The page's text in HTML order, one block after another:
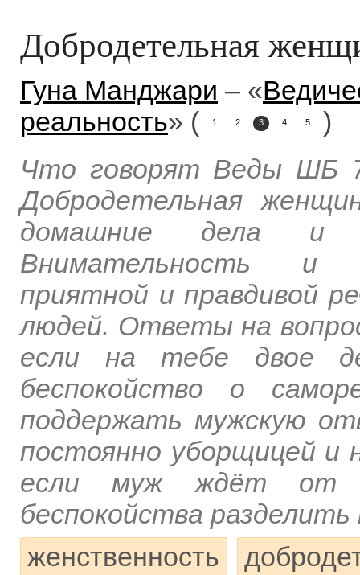
Добродетельная
Гуна Манджари – «
реальность» ( 1 2 3 4 5
)
Что говорят Веды ШБ
Добродетельная
домашние дела и
Внимательность и
приятной и правдивой
людей. Ответы на
если на тебе двое
беспокойство о
поддержать мужскую
постоянно уборщицей и
если муж ждёт от
беспокойства
женственность